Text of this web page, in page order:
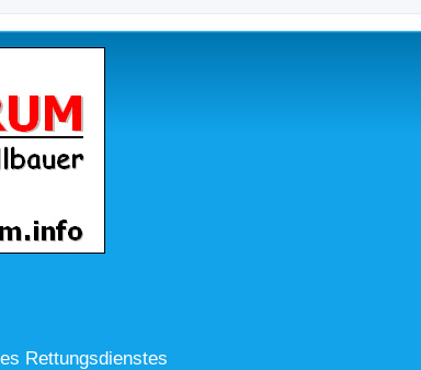
Rettungsdienstes